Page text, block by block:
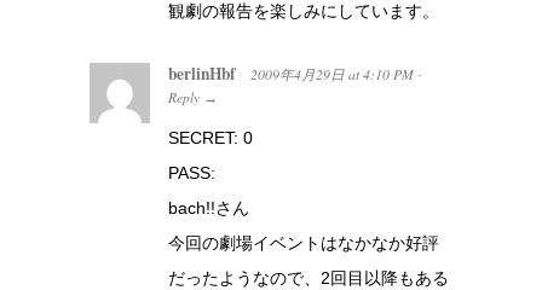
観劇の報告を楽しみにしています。
berlinHbf 2009年4月29日 at 4:10 PM ·
Reply →
SECRET: 0
PASS:
bach!!さん
今回の劇場イベントはなかなか好評
だったようなので、2回目以降もある